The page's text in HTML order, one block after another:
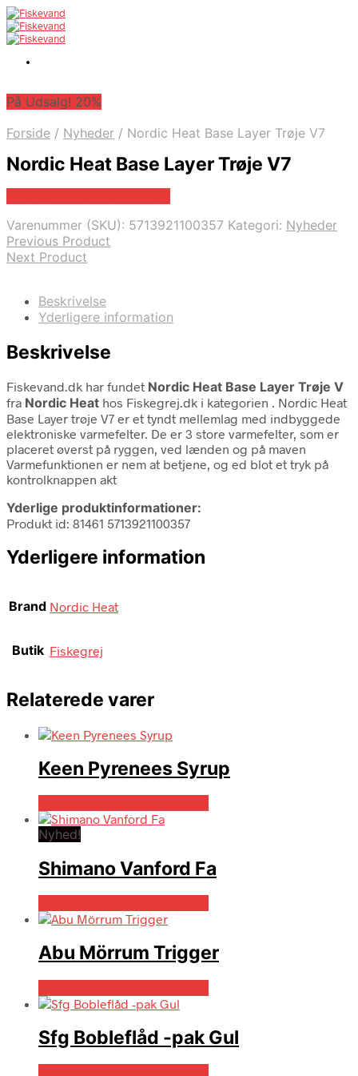
På Udsalg! 20%
Forside / Nyheder / Nordic Heat Base Layer Trøje V7
Nordic Heat Base Layer Trøje V7
Varenummer (SKU): 5713921100357 Kategori: Nyheder
Previous Product
Next Product
Beskrivelse
Yderligere information
Beskrivelse
Fiskevand.dk har fundet Nordic Heat Base Layer Trøje V
fra Nordic Heat hos Fiskegrej.dk i kategorien . Nordic Heat
Base Layer trøje V7 er et tyndt mellemlag med indbyggede
elektroniske varmefelter. De er 3 store varmefelter, som er
placeret øverst på ryggen, ved lænden og på maven
Varmefunktionen er nem at betjene, og ed blot et tryk på
kontrolknappen akt
Yderlige produktinformationer:
Produkt id: 81461 5713921100357
Yderligere information
Brand Nordic Heat
Butik Fiskegrej
Relaterede varer
Keen Pyrenees Syrup
Nyhed!
Shimano Vanford Fa
Abu Mörrum Trigger
Sfg Bobleflåd -pak Gul